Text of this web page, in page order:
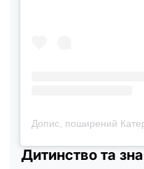
Дитинство та